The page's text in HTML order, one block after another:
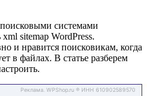
системами
sitemap WordPress.
и нравится поисковикам, когда
в файлах. В статье разберем